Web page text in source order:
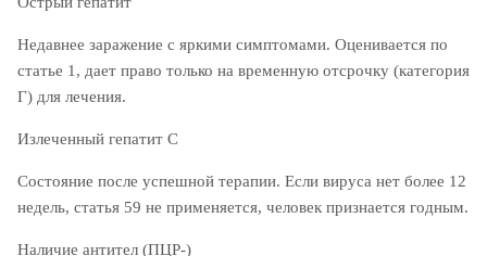
Недавнее заражение с яркими симптомами. Оценивается по
статье 1, дает право только на временную отсрочку (категория
Г) для лечения.
Излеченный гепатит С
Состояние после успешной терапии. Если вируса нет более 12
недель, статья 59 не применяется, человек признается годным.
Наличие антител (ПЦР-)